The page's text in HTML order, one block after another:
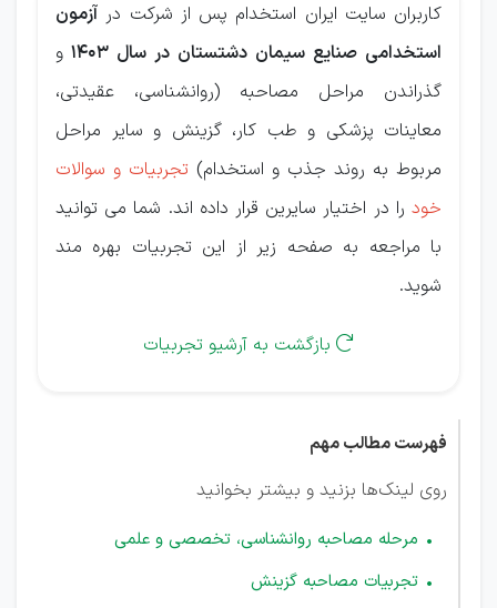
کاربران سایت ایران استخدام پس از شرکت در آزمون
استخدامی صنایع سیمان دشتستان در سال 1403
و
گذراندن مراحل مصاحبه (روانشناسی، عقیدتی،
معاینات پزشکی و طب کار، گزینش و سایر مراحل
مربوط به روند جذب و استخدام) تجربیات و سوالات
خود را در اختیار سایرین قرار داده اند. شما می توانید
با مراجعه به صفحه زیر از این تجربیات بهره مند
شوید.
 بازگشت به آرشیو تجربیات
فهرست مطالب مهم
روی لینک‌ها بزنید و بیشتر بخوانید
مرحله مصاحبه روانشناسی، تخصصی و علمی
تجربیات مصاحبه گزینش